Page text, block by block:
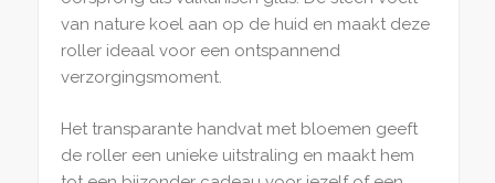
van nature koel aan op de huid en maakt deze
roller ideaal voor een ontspannend
verzorgingsmoment.
Het transparante handvat met bloemen geeft
de roller een unieke uitstraling en maakt hem